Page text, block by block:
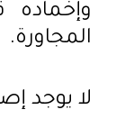
وإخماده
المجاورة.
لا يوجد